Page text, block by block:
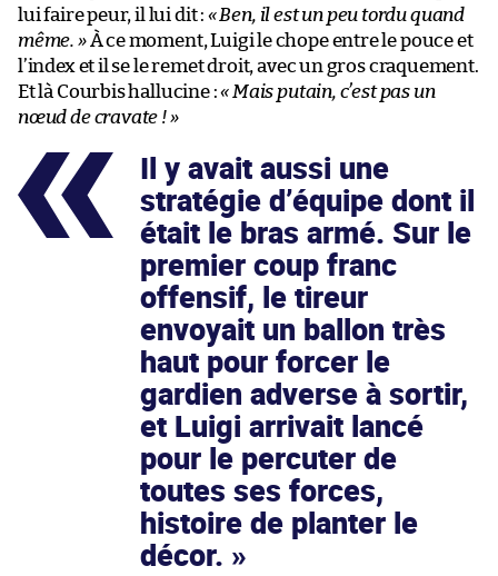
lui faire peur, il lui dit : « Ben, il est un peu tordu quand
même. »À ce moment, Luigi le chope entre le pouce et
l’index et il se le remet droit, avec un gros craquement.
Et là Courbis hallucine :« Mais putain, c’est pas un
nœud de cravate ! »
Il y avait aussi une
stratégie d’équipe dont il
était le bras armé. Sur le
premier coup franc
offensif, le tireur
envoyait un ballon très
haut pour forcer le
gardien adverse à sortir,
et Luigi arrivait lancé
pour le percuter de
toutes ses forces,
histoire de planter le
décor.